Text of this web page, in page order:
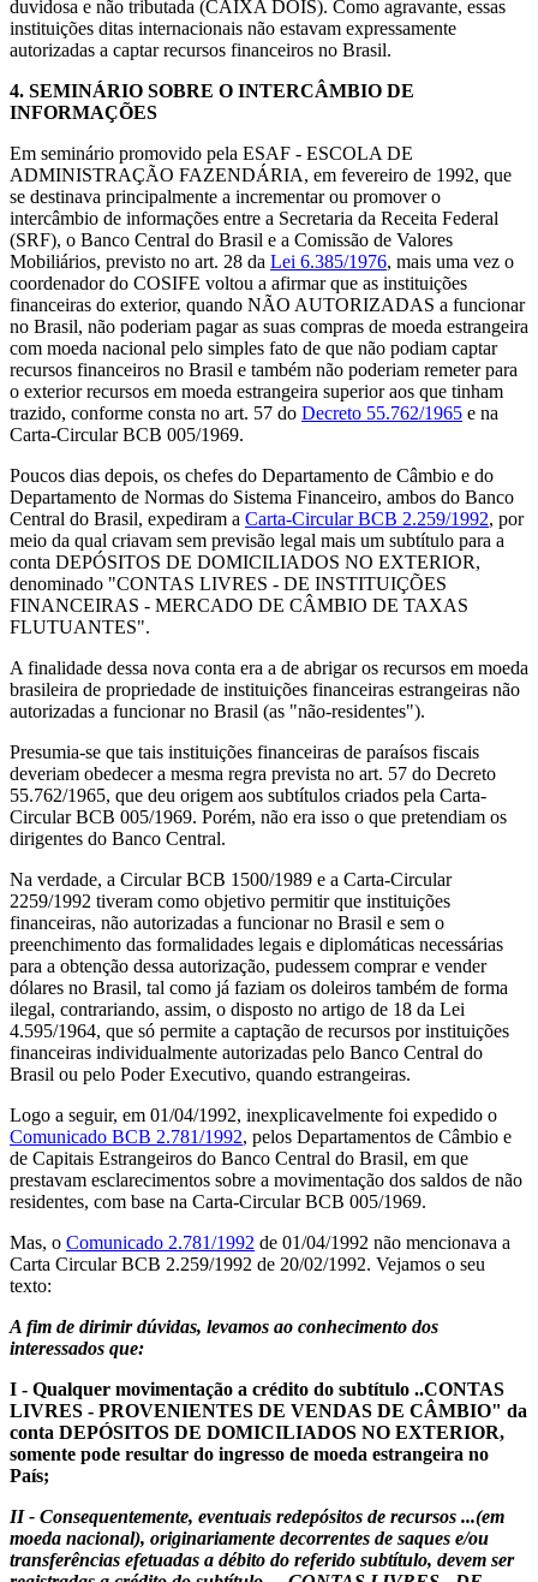
duvidosa e não tributada (CAIXA DOIS). Como agravante, essas
instituições ditas internacionais não estavam expressamente
autorizadas a captar recursos financeiros no Brasil.
4. SEMINÁRIO SOBRE O INTERCÂMBIO DE
INFORMAÇÕES
Em seminário promovido pela ESAF - ESCOLA DE
ADMINISTRAÇÃO FAZENDÁRIA, em fevereiro de 1992, que
se destinava principalmente a incrementar ou promover o
intercâmbio de informações entre a Secretaria da Receita Federal
(SRF), o Banco Central do Brasil e a Comissão de Valores
Mobiliários, previsto no art. 28 da Lei 6.385/1976, mais uma vez o
coordenador do COSIFE voltou a afirmar que as instituições
financeiras do exterior, quando NÃO AUTORIZADAS a funcionar
no Brasil, não poderiam pagar as suas compras de moeda estrangeira
com moeda nacional pelo simples fato de que não podiam captar
recursos financeiros no Brasil e também não poderiam remeter para
o exterior recursos em moeda estrangeira superior aos que tinham
trazido, conforme consta no art. 57 do Decreto 55.762/1965 e na
Carta-Circular BCB 005/1969.
Poucos dias depois, os chefes do Departamento de Câmbio e do
Departamento de Normas do Sistema Financeiro, ambos do Banco
Central do Brasil, expediram a Carta-Circular BCB 2.259/1992, por
meio da qual criavam sem previsão legal mais um subtítulo para a
conta DEPÓSITOS DE DOMICILIADOS NO EXTERIOR,
denominado "CONTAS LIVRES - DE INSTITUIÇÕES
FINANCEIRAS - MERCADO DE CÂMBIO DE TAXAS
FLUTUANTES".
A finalidade dessa nova conta era a de abrigar os recursos em moeda
brasileira de propriedade de instituições financeiras estrangeiras não
autorizadas a funcionar no Brasil (as "não-residentes").
Presumia-se que tais instituições financeiras de paraísos fiscais
deveriam obedecer a mesma regra prevista no art. 57 do Decreto
55.762/1965, que deu origem aos subtítulos criados pela Carta-
Circular BCB 005/1969. Porém, não era isso o que pretendiam os
dirigentes do Banco Central.
Na verdade, a Circular BCB 1500/1989 e a Carta-Circular
2259/1992 tiveram como objetivo permitir que instituições
financeiras, não autorizadas a funcionar no Brasil e sem o
preenchimento das formalidades legais e diplomáticas necessárias
para a obtenção dessa autorização, pudessem comprar e vender
dólares no Brasil, tal como já faziam os doleiros também de forma
ilegal, contrariando, assim, o disposto no artigo de 18 da Lei
4.595/1964, que só permite a captação de recursos por instituições
financeiras individualmente autorizadas pelo Banco Central do
Brasil ou pelo Poder Executivo, quando estrangeiras.
Logo a seguir, em 01/04/1992, inexplicavelmente foi expedido o
Comunicado BCB 2.781/1992, pelos Departamentos de Câmbio e
de Capitais Estrangeiros do Banco Central do Brasil, em que
prestavam esclarecimentos sobre a movimentação dos saldos de não
residentes, com base na Carta-Circular BCB 005/1969.
Mas, o Comunicado 2.781/1992 de 01/04/1992 não mencionava a
Carta Circular BCB 2.259/1992 de 20/02/1992. Vejamos o seu
texto:
A fim de dirimir dúvidas, levamos ao conhecimento dos
interessados que:
I - Qualquer movimentação a crédito do subtítulo ..CONTAS
LIVRES - PROVENIENTES DE VENDAS DE CÂMBIO" da
conta DEPÓSITOS DE DOMICILIADOS NO EXTERIOR,
somente pode resultar do ingresso de moeda estrangeira no
País;
II - Consequentemente, eventuais redepósitos de recursos ...(em
moeda nacional), originariamente decorrentes de saques e/ou
transferências efetuadas a débito do referido subtítulo, devem ser